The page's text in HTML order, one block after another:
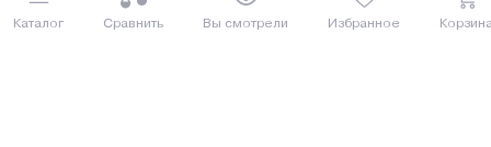
Каталог Сравнить Вы смотрели Избранное
от 11 руб. руб./мес.
от 10 руб. руб./мес.